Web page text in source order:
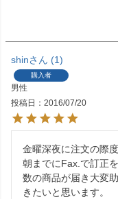
shin 1
購入者
男性
投稿日
2016/07/20
金曜深夜に注文の際
朝までにFax.で訂正
数の商品が届き大変
きたいと思います。